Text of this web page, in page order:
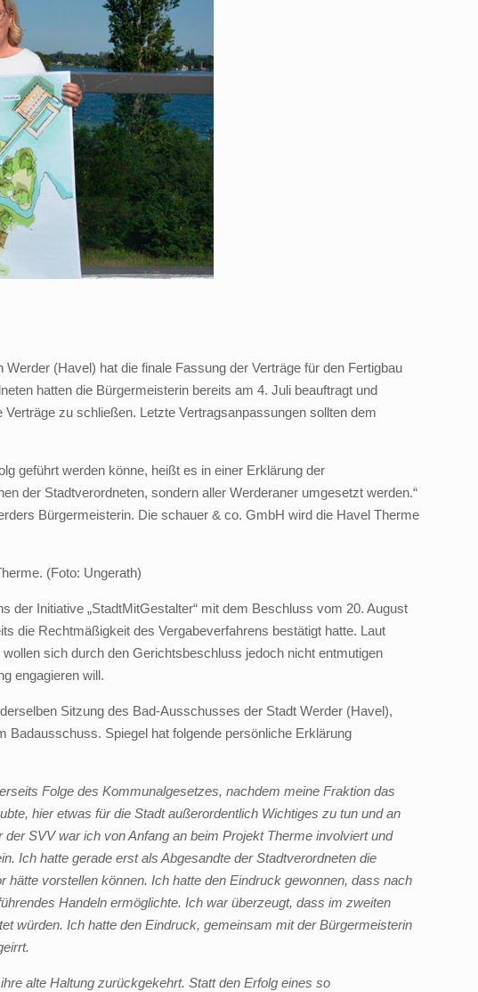
(Havel) hat die finale Fassung der Verträge für den Fertigbau
hatten die Bürgermeisterin bereits am 4. Juli beauftragt und
zu schließen. Letzte Vertragsanpassungen sollten dem
geführt werden könne, heißt es in einer Erklärung der
der Stadtverordneten, sondern aller Werderaner umgesetzt werden.“
Bürgermeisterin. Die schauer & co. GmbH wird die Havel Therme
(Foto: Ungerath)
der Initiative „StadtMitGestalter“ mit dem Beschluss vom 20. August
die Rechtmäßigkeit des Vergabeverfahrens bestätigt hatte. Laut
sich durch den Gerichtsbeschluss jedoch nicht entmutigen
engagieren will.
Sitzung des Bad-Ausschusses der Stadt Werder (Havel),
Spiegel hat folgende persönliche Erklärung
Folge des Kommunalgesetzes, nachdem meine Fraktion das
hier etwas für die Stadt außerordentlich Wichtiges zu tun und an
SVV war ich von Anfang an beim Projekt Therme involviert und
Ich hatte gerade erst als Abgesandte der Stadtverordneten die
hätte vorstellen können. Ich hatte den Eindruck gewonnen, dass nach
Handeln ermöglichte. Ich war überzeugt, dass im zweiten
würden. Ich hatte den Eindruck, gemeinsam mit der Bürgermeisterin
alte Haltung zurückgekehrt. Statt den Erfolg eines so